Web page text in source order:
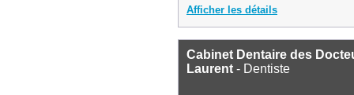
Afficher les détails
Cabinet Dentaire des
Laurent - Dentiste